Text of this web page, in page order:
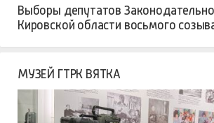
Выборы депутатов
Кировской области восьмого
МУЗЕЙ ГТРК ВЯТКА